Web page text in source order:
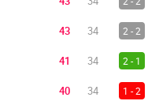
43 34 2 - 2
41 34 2 - 1
40 34 1 - 2